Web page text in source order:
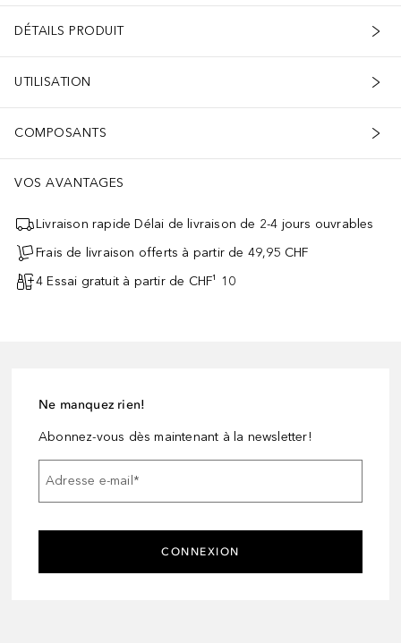
DÉTAILS PRODUIT
UTILISATION
COMPOSANTS
VOS AVANTAGES
Livraison rapide Délai de livraison de 2-4 jours ouvrables
Frais de livraison offerts à partir de 49,95 CHF
4 Essai gratuit à partir de CHF¹ 10
Ne manquez rien!
Abonnez-vous dès maintenant à la newsletter!
Adresse e-mail*
CONNEXION